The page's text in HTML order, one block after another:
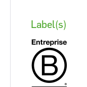
Label(s)